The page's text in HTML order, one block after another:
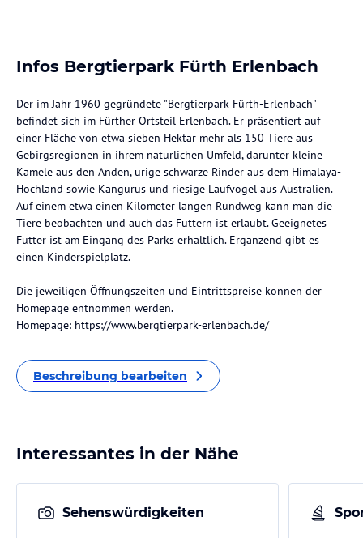
Infos Bergtierpark Fürth Erlenbach
Der im Jahr 1960 gegründete "Bergtierpark Fürth-Erlenbach"
befindet sich im Fürther Ortsteil Erlenbach. Er präsentiert auf
einer Fläche von etwa sieben Hektar mehr als 150 Tiere aus
Gebirgsregionen in ihrem natürlichen Umfeld, darunter kleine
Kamele aus den Anden, urige schwarze Rinder aus dem Himalaya-
Hochland sowie Kängurus und riesige Laufvögel aus Australien.
Auf einem etwa einen Kilometer langen Rundweg kann man die
Tiere beobachten und auch das Füttern ist erlaubt. Geeignetes
Futter ist am Eingang des Parks erhältlich. Ergänzend gibt es
einen Kinderspielplatz.
Die jeweiligen Öffnungszeiten und Eintrittspreise können der
Homepage entnommen werden.
Homepage: https://www.bergtierpark-erlenbach.de/
Beschreibung bearbeiten
Interessantes in der Nähe
Sehenswürdigkeiten